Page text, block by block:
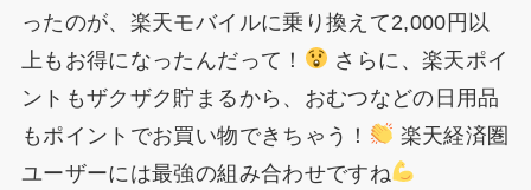
ったのが、楽天モバイルに乗り換えて2,000円以
上もお得になったんだって！
さらに、楽天ポイ
ントもザクザク貯まるから、おむつなどの日用品
もポイントでお買い物できちゃう！
楽天経済圏
ユーザーには最強の組み合わせですね